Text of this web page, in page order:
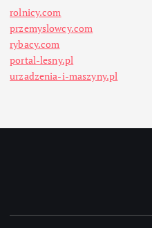
rolnicy.com
przemyslowcy.com
rybacy.com
portal-lesny.pl
urzadzenia-i-maszyny.pl